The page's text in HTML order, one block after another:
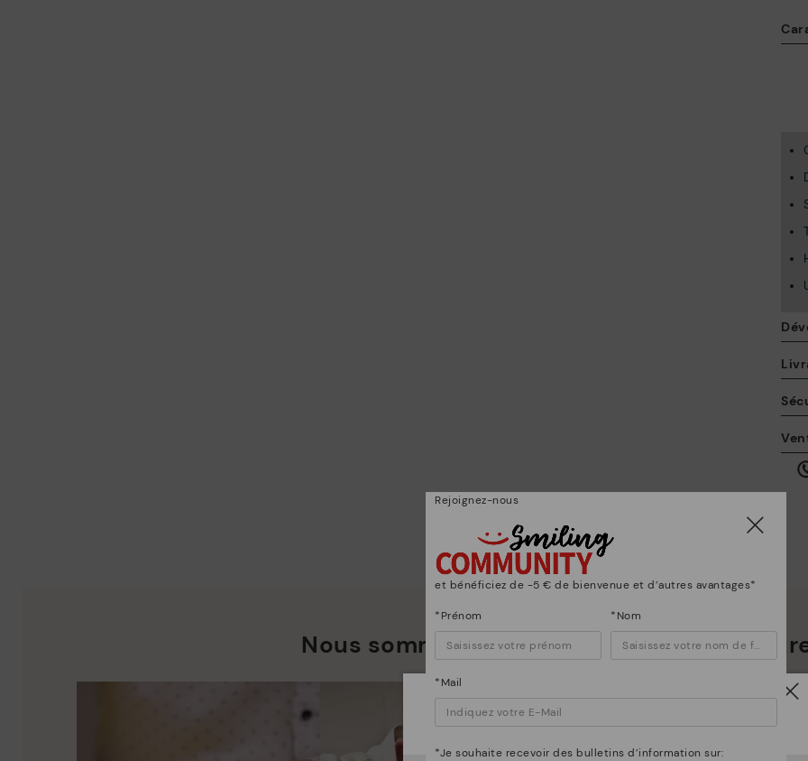
Nous sommes bien plus que des
Attention !
Rejoignez-nous
et bénéficiez de -5 € de bienvenue et d’autres avantages*
*Prénom *Nom
*Mail
*Je souhaite recevoir des bulletins d’information sur: